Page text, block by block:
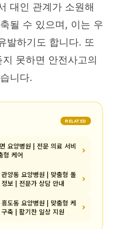
대인 관계가 소원해
될 수 있으며, 이는 우
발하기도 합니다. 또
못하면 안전사고의
니다.
RELATED
요양병원 | 전문 의료 서비
형 케어
양동 요양병원 | 맞춤형 돌
보 | 전문가 상담 안내
도동 요양병원 | 맞춤형 케
축 | 활기찬 일상 지원